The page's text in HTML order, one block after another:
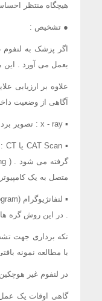
هیچگاه منتظر
● تشخیص :
اگر پزشک به
بعمل می آورد . این
علاوه بر ارزیابی
آگاهی از وضعیت
▪ x - ray : تصویر برداری از نواحی داخل بدن بوسیله پرتوهای پر انرژی
متصل به یک کامپیوتر
. در این روش گره
تکه برداری جهت
با مطالعه نمونه
در لنفوم غیر
گاهی اوقات یک